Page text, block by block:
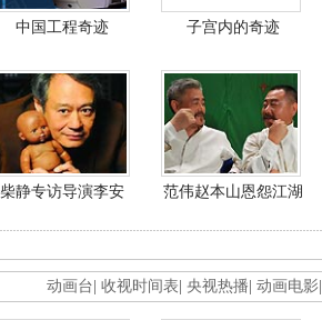
中国工程奇迹 子宫内的奇迹
柴静专访导演李安 范伟赵本山恩怨江湖
动画台 收视时间表 央视热播 动画电影